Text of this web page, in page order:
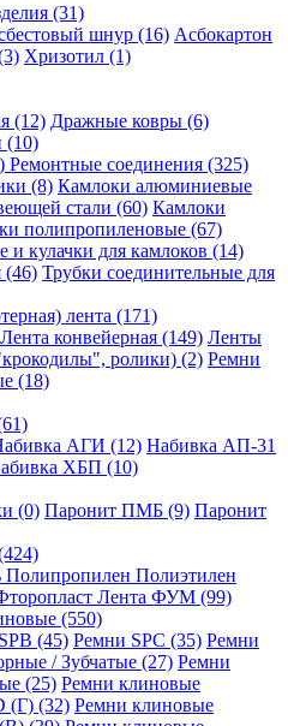
(31)
шнур (16) Асбокартон
Хризотил (1)
(12) Дражные ковры (6)
(10)
Ремонтные соединения (325)
(8) Камлоки алюминиевые
стали (60) Камлоки
полипропиленовые (67)
и кулачки для камлоков (14)
(46) Трубки соединительные для
лента (171)
Лента конвейерная (149) Ленты
ролики) (2) Ремни
(18)
АГИ (12) Набивка АП-31
ХБП (10)
(0) Паронит ПМБ (9) Паронит
Полипропилен Полиэтилен
Лента ФУМ (99)
(550)
(45) Ремни SPC (35) Ремни
/ Зубчатые (27) Ремни
(25) Ремни клиновые
(Г) (32) Ремни клиновые